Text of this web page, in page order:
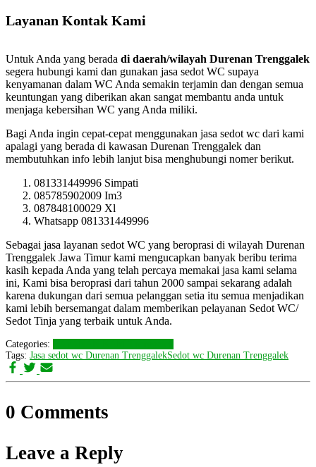
Layanan Kontak Kami
Untuk Anda yang berada di daerah/wilayah Durenan Trenggalek
segera hubungi kami dan gunakan jasa sedot WC supaya
kenyamanan dalam WC Anda semakin terjamin dan dengan semua
keuntungan yang diberikan akan sangat membantu anda untuk
menjaga kebersihan WC yang Anda miliki.
Bagi Anda ingin cepat-cepat menggunakan jasa sedot wc dari kami
apalagi yang berada di kawasan Durenan Trenggalek dan
membutuhkan info lebih lanjut bisa menghubungi nomer berikut.
081331449996 Simpati
085785902009 Im3
087848100029 Xl
Whatsapp 081331449996
Sebagai jasa layanan sedot WC yang beroprasi di wilayah Durenan
Trenggalek Jawa Timur kami mengucapkan banyak beribu terima
kasih kepada Anda yang telah percaya memakai jasa kami selama
ini, Kami bisa beroprasi dari tahun 2000 sampai sekarang adalah
karena dukungan dari semua pelanggan setia itu semua menjadikan
kami lebih bersemangat dalam memberikan pelayanan Sedot WC/
Sedot Tinja yang terbaik untuk Anda.
Categories:
Tags: Jasa sedot wc Durenan TrenggalekSedot wc Durenan Trenggalek
0 Comments
Leave a Reply